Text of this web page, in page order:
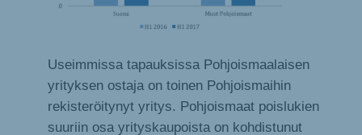
Useimmissa tapauksissa Pohjoismaalaisen
yrityksen ostaja on toinen Pohjoismaihin
rekisteröitynyt yritys. Pohjoismaat poislukien
suuriin osa yrityskaupoista on kohdistunut